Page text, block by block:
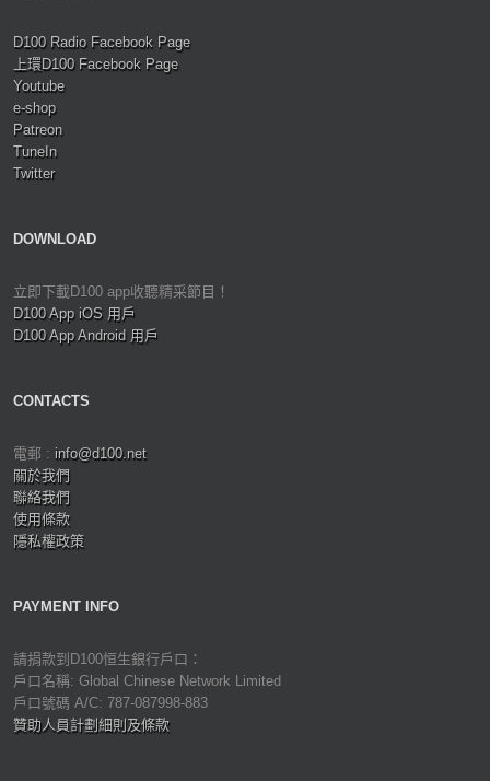
D100 Radio Facebook Page
上環D100 Facebook Page
Youtube
e-shop
Patreon
TuneIn
Twitter
DOWNLOAD
立即下載D100 app收聽精采節目！
D100 App iOS 用戶
D100 App Android 用戶
CONTACTS
電郵 : info@d100.net
關於我們
聯絡我們
使用條款
隱私權政策
PAYMENT INFO
請捐款到D100恒生銀行戶口：
戶口名稱: Global Chinese Network Limited
戶口號碼 A/C: 787-087998-883
贊助人員計劃細則及條款